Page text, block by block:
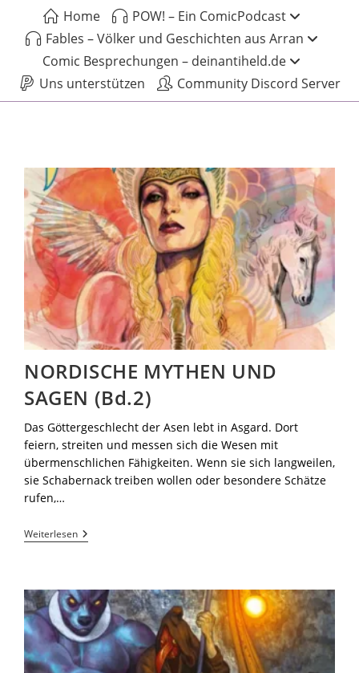
Home
POW! – Ein ComicPodcast
Fables – Völker und Geschichten aus Arran
Comic Besprechungen – deinantiheld.de
Uns unterstützen
Community Discord Server
NORDISCHE MYTHEN UND
SAGEN (Bd.2)
Das Göttergeschlecht der Asen lebt in Asgard. Dort
feiern, streiten und messen sich die Wesen mit
übermenschlichen Fähigkeiten. Wenn sie sich langweilen,
sie Schabernack treiben wollen oder besondere Schätze
rufen,…
Weiterlesen